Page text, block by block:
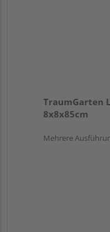
TraumGarten
8x8x85cm
Mehrere